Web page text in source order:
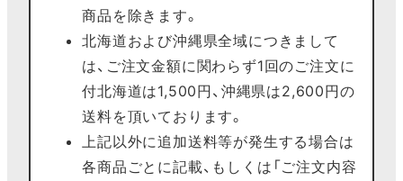
商品を除きます。
北海道および沖縄県全域につきまして
は、ご注文金額に関わらず1回のご注文に
付北海道は1,500円、沖縄県は2,600円の
送料を頂いております。
上記以外に追加送料等が発生する場合は
各商品ごとに記載、もしくは「ご注文内容